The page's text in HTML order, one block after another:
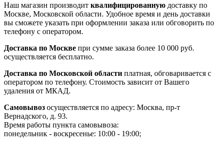
Наш магазин производит квалифицированную доставку по
Москве, Московской области. Удобное время и день доставки
вы сможете указать при оформлении заказа или обговорить по
телефону с оператором.
Доставка по Москве при сумме заказа более 10 000 руб.
осуществляется бесплатно.
Доставка по Московской области платная, обговаривается с
оператором по телефону. Стоимость зависит от Вашего
удаления от МКАД.
Самовывоз осуществляется по адресу: Москва, пр-т
Вернадского, д. 93.
Время работы пункта самовывоза:
понедельник - воскресенье: 10:00 - 19:00;